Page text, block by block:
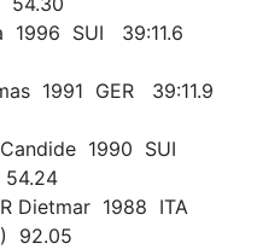
1996 SUI 39:11.6
1991 GER 39:11.9
1990 SUI
54.24
Dietmar 1988 ITA
92.05